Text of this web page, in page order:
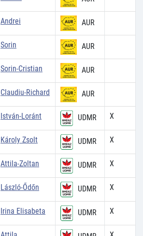
Andrei AUR
Sorin AUR
Sorin-Cristian AUR
Claudiu-Richard AUR
István-Loránt UDMR X
Károly Zsolt UDMR X
Attila-Zoltan UDMR X
László-Ődőn UDMR X
Irina Elisabeta UDMR X